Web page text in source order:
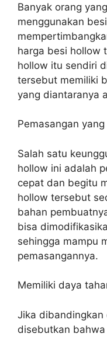
Banyak orang
menggunakan
harga besi hollow
hollow itu sendiri
tersebut memiliki
yang diantaranya
Pemasangan
Salah satu
hollow ini adalah
cepat dan begitu
hollow tersebut
bahan
bisa
sehingga mampu
pemasangannya.
Memiliki daya
Jika dibandingkan
disebutkan